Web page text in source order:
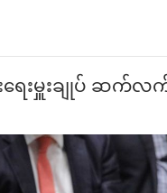
းမှူးချုပ် ဆက်လ